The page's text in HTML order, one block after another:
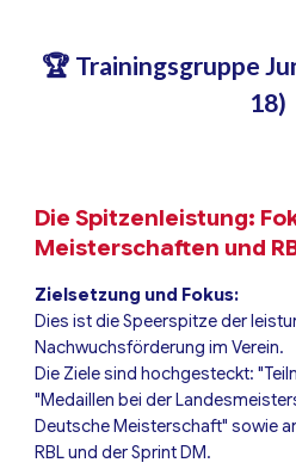
🏆 Trainingsgruppe
18)
Die Spitzenleistung:
Meisterschaften und
Zielsetzung und Fokus:
Dies ist die Speerspitze der
Nachwuchsförderung im Verein.
Die Ziele sind hochgesteckt:
"Medaillen bei der
Deutsche Meisterschaft" sowie
RBL und der Sprint DM.